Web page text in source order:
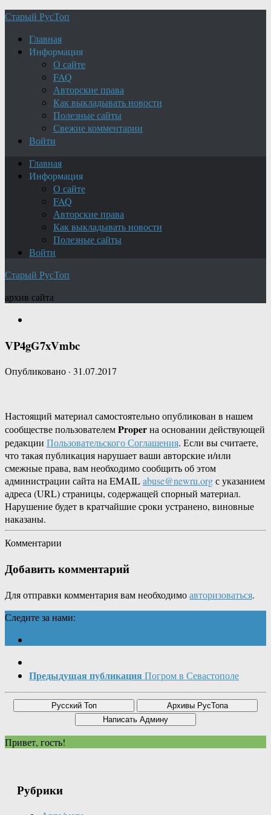
Старый РусТоп
Главная
Информация
О сайте
FAQ
Авторские права
Как выкладывать новости
Полезные сайты
Свежие комментарии
Войти
Главная
Информация
О сайте
FAQ
Авторские права
Как выкладывать новости
Полезные сайты
Войти
Старый РусТоп
архив сайта
VP4gG7xVmbc
Опубликовано · 31.07.2017
Настоящий материал самостоятельно опубликован в нашем
сообществе пользователемProperна основании действующей
редакции Пользовательского Соглашения. Если вы считаете,
что такая публикация нарушает ваши авторские и/или
смежные права, вам необходимо сообщить об этом
администрации сайта на EMAILabuse@newru.orgс указанием
адреса (URL) страницы, содержащей спорный материал.
Нарушение будет в кратчайшие сроки устранено, виновные
наказаны.
Комментарии
Добавить комментарий
Для отправки комментария вам необходимоавторизоваться.
Следите за нами:
Предыдущая публикация Погром в Севастополе
Привет, гость!
Рубрики